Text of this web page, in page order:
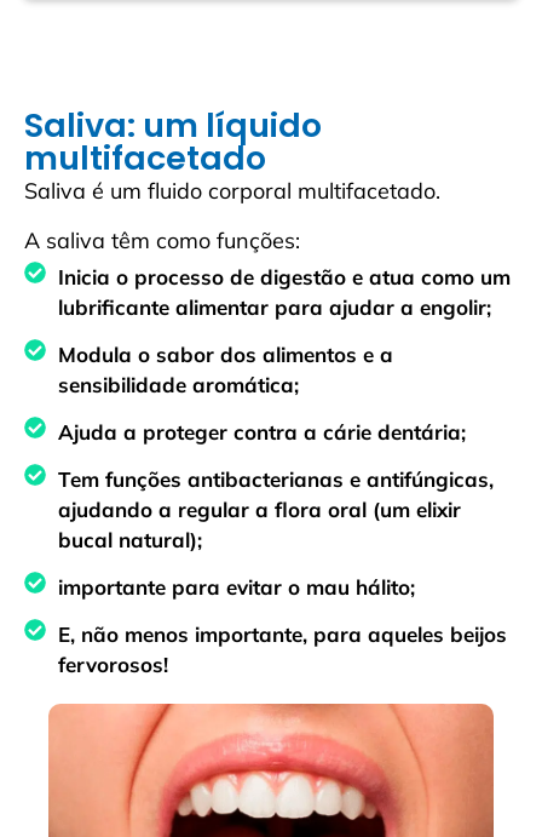
Saliva: um líquido
multifacetado
Saliva é um fluido corporal multifacetado.
A saliva têm como funções:
Inicia o processo de digestão e atua como um
lubrificante alimentar para ajudar a engolir;
Modula o sabor dos alimentos e a
sensibilidade aromática;
Ajuda a proteger contra a cárie dentária;
Tem funções antibacterianas e antifúngicas,
ajudando a regular a flora oral (um elixir
bucal natural);
importante para evitar o mau hálito;
E, não menos importante, para aqueles beijos
fervorosos!